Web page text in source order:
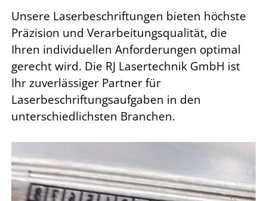
Unsere Laserbeschriftungen bieten höchste
Präzision und Verarbeitungsqualität, die
Ihren individuellen Anforderungen optimal
gerecht wird. Die RJ Lasertechnik GmbH ist
Ihr zuverlässiger Partner für
Laserbeschriftungsaufgaben in den
unterschiedlichsten Branchen.